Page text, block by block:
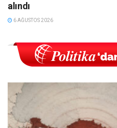
alındı
6 AĞUSTOS 2026